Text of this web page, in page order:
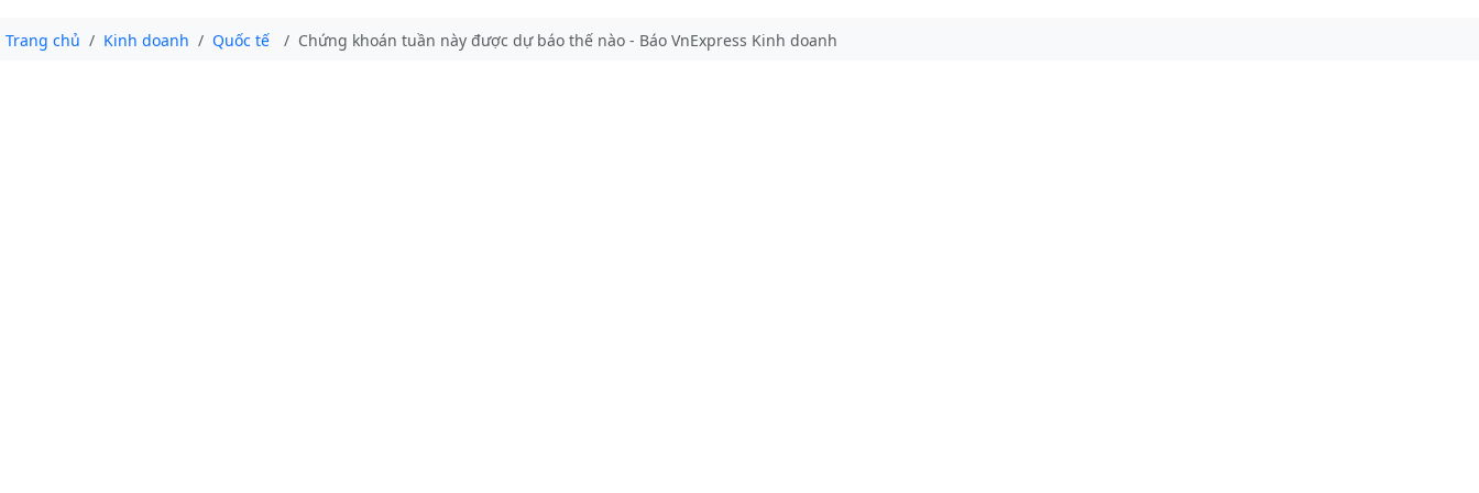
Trang chủ Kinh doanh Quốc tế Chứng khoán tuần này được dự báo thế nào - Báo VnExpress Kinh doanh